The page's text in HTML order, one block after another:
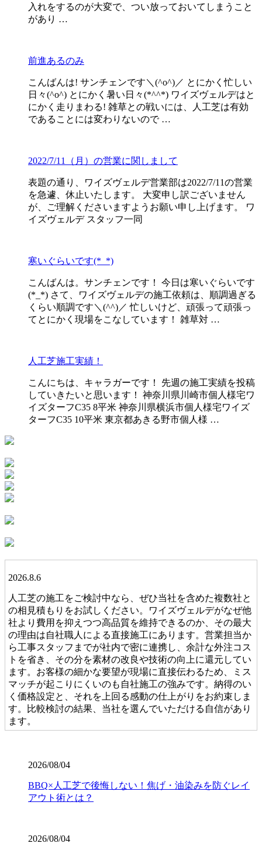
入れをするのが大変で、つい放っておいてしまうこと
があり …
前進あるのみ
こんばんは! サンチェンです＼(^o^)／ とにかく忙しい
日々(^o^) とにかく暑い日々(*^^*) ワイズヴェルデはと
にかく走りまわる! 雑草との戦いには、人工芝は有効
であることには変わりないので …
2022/7/11（月）の営業に関しまして
表題の通り、ワイズヴェルデ営業部は2022/7/11の営業
を急遽、休止いたします。 大変申し訳ございません
が、ご理解くださいますようお願い申し上げます。 ワ
イズヴェルデ スタッフ一同
寒いぐらいです(*_*)
こんばんは。サンチェンです！ 今日は寒いぐらいです
(*_*) さて、ワイズヴェルデの施工依頼は、順調過ぎる
くらい順調です＼(^^)／ 忙しいけど、頑張って頑張っ
てとにかく現場をこなしています！ 雑草対 …
人工芝施工実績！
こんにちは、キャラガーです！ 先週の施工実績を投稿
していきたいと思います！ 神奈川県川崎市個人様宅ワ
イズターフC35 8平米 神奈川県横浜市個人様宅ワイズ
ターフC35 10平米 東京都あきる野市個人様 …
2026.8.6
人工芝の施工をご検討中なら、ぜひ当社を含めた複数社と
の相見積もりをお試しください。ワイズヴェルデがなぜ他
社より費用を抑えつつ高品質を維持できるのか、その最大
の理由は自社職人による直接施工にあります。営業担当か
ら工事スタッフまでが社内で密に連携し、余計な外注コス
トを省き、その分を素材の改良や技術の向上に還元してい
ます。お客様の細かな要望が現場に直接伝わるため、ミス
マッチが起こりにくいのも自社施工の強みです。納得のい
く価格設定と、それを上回る感動の仕上がりをお約束しま
す。比較検討の結果、当社を選んでいただける自信があり
ます。
当社の人工芝は、厳しい世界基準である海外のFIFA認定を
す。この認定は、スポーツにおける激しい衝撃や摩擦への
耐久性が保証されている証です。お子様が全力で走り回っ
が安全に、そしてアクティブに過ごせる空間を、確かな品
2026/08/04
BBQ×人工芝で後悔しない！焦げ・油染みを防ぐレイ
アウト術とは？
2026/08/04